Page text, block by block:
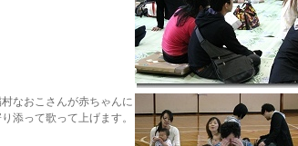
なおこさんが赤ちゃんに
添って歌って上げます。